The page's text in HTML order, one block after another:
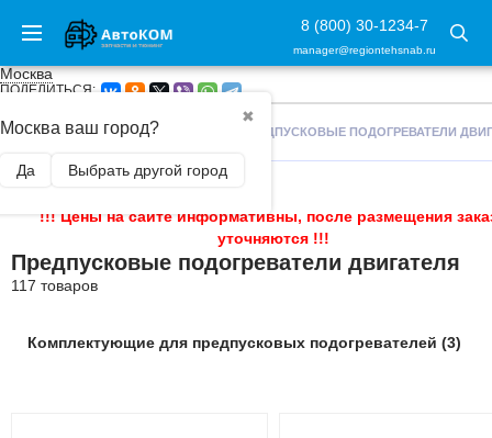
8 (800) 30-1234-7
manager@regiontehsnab.ru
Москва
✖
Москва ваш город?
Да Выбрать другой город
ПОДЕЛИТЬСЯ:
ГЛАВНАЯ / АВТОАКСЕССУАРЫ ПРЕДПУСКОВЫЕ ПОДОГРЕВАТЕЛИ
!!! Цены на сайте информативны, после размещения
уточняются !!!
Предпусковые подогреватели двигателя
117 товаров
Комплектующие для предпусковых подогревателей (3)